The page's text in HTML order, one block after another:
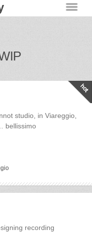
studio, in Viareggio,
bellissimo
recording